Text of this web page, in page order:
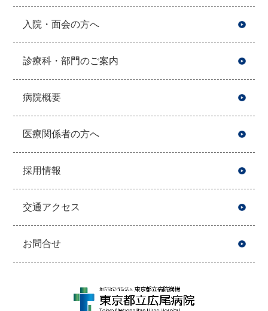
入院・面会の方へ
診療科・部門のご案内
病院概要
医療関係者の方へ
採用情報
交通アクセス
お問合せ